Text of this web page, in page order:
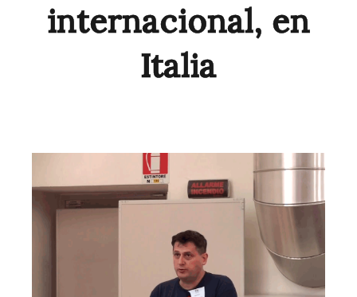
internacional, en
Italia